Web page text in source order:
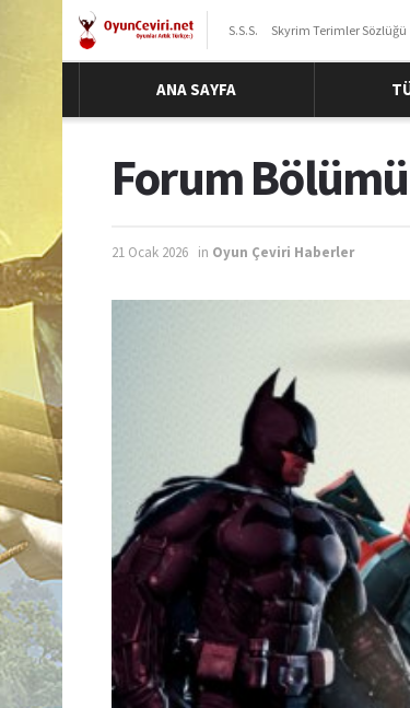
S.S.S. Skyrim Terimler Sözlüğü
ANA SAYFA
Forum
21 Ocak 2026 in Oyun Çeviri Haberler